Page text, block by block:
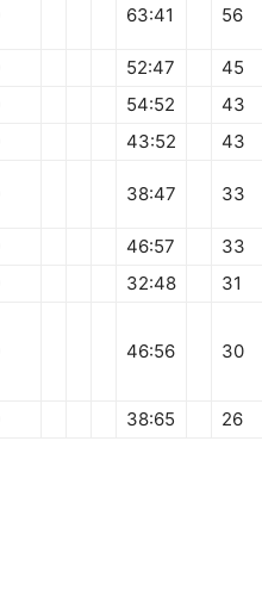
63:41 56
52:47
45
54:52
43
43:52 43
38:47 33
46:57
33
32:48 31
46:56 30
38:65 26